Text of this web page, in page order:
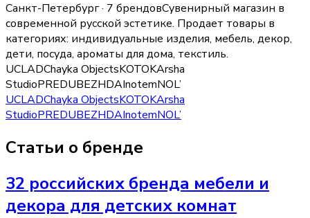
Санкт-Петербург · 7 брендовСувенирный магазин в
современной русской эстетике. Продает товары в
категориях: индивидуальные изделия, мебель, декор,
дети, посуда, ароматы для дома, текстиль.
UCLADChayka ObjectsKOTOKArsha
StudioPREDUBEZHDAInotemNOL’
UCLADChayka ObjectsKOTOKArsha
StudioPREDUBEZHDAInotemNOL’
Статьи о бренде
32 российских бренда мебели и
декора для детских комнат